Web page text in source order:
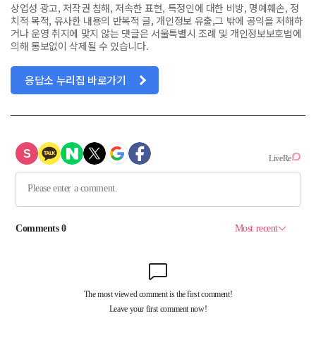
상업성 광고, 저작권 침해, 저속한 표현, 특정인에 대한 비방, 명예훼손, 정
치적 목적, 유사한 내용의 반복적 글, 개인정보 유출,그 밖에 공익을 저해하
거나 운영 취지에 맞지 않는 댓글은 서울특별시 조례 및 개인정보보호법에
의해 통보없이 삭제될 수 있습니다.
응답소 누리집 바로가기